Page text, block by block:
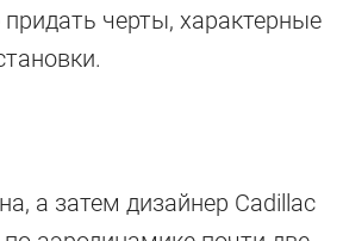
черты, характерные
а затем дизайнер Cadillac